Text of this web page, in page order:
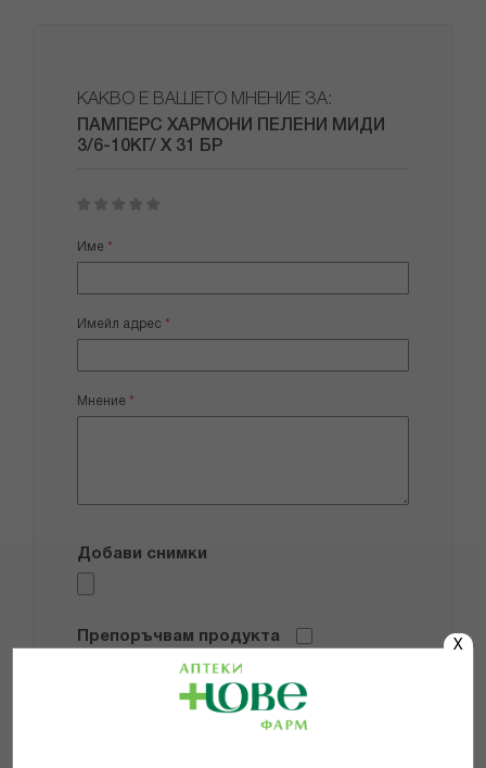
X
КАКВО Е ВАШЕТО МНЕНИЕ ЗА:
ПАМПЕРС ХАРМОНИ ПЕЛЕНИ МИДИ
3/6-10КГ/ Х 31 БР
star
stars
stars
stars
stars
Име
Имейл адрес
Мнение
Добави снимки
Препоръчвам продукта
Прочетох и се съгласявам с
Общите условия и политиката за